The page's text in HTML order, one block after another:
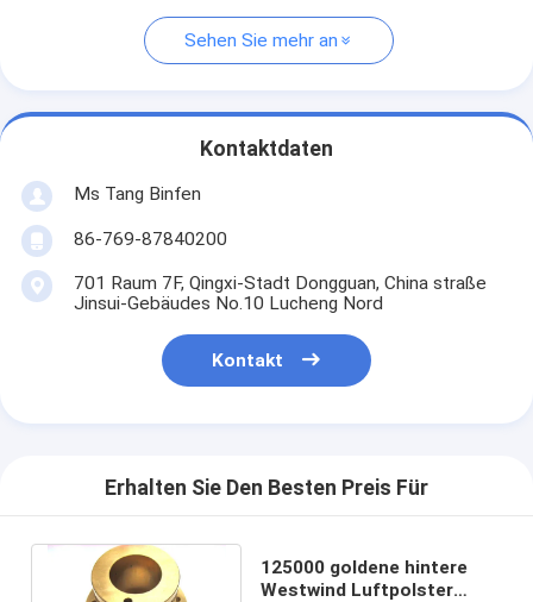
Sehen Sie mehr an
Kontaktdaten
Ms Tang Binfen
86-769-87840200
701 Raum 7F, Qingxi-Stadt Dongguan, China straße
Jinsui-Gebäudes No.10 Lucheng Nord
Kontakt
Erhalten Sie Den Besten Preis Für
125000 goldene hintere
Westwind Luftpolster